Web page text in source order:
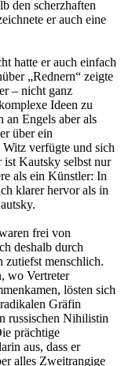
den scherzhaften
er auch eine
hatte er auch einfach
„Rednern“ zeigte
– nicht ganz
Ideen zu
an Engels aber als
über ein
verfügte und sich
ist Kautsky selbst nur
als ein Künstler: In
klarer hervor als in
frei von
deshalb durch
zutiefst menschlich.
wo Vertreter
lösten sich
Gräfin
russischen Nihilistin
prächtige
aus, dass er
alles Zweitrangige